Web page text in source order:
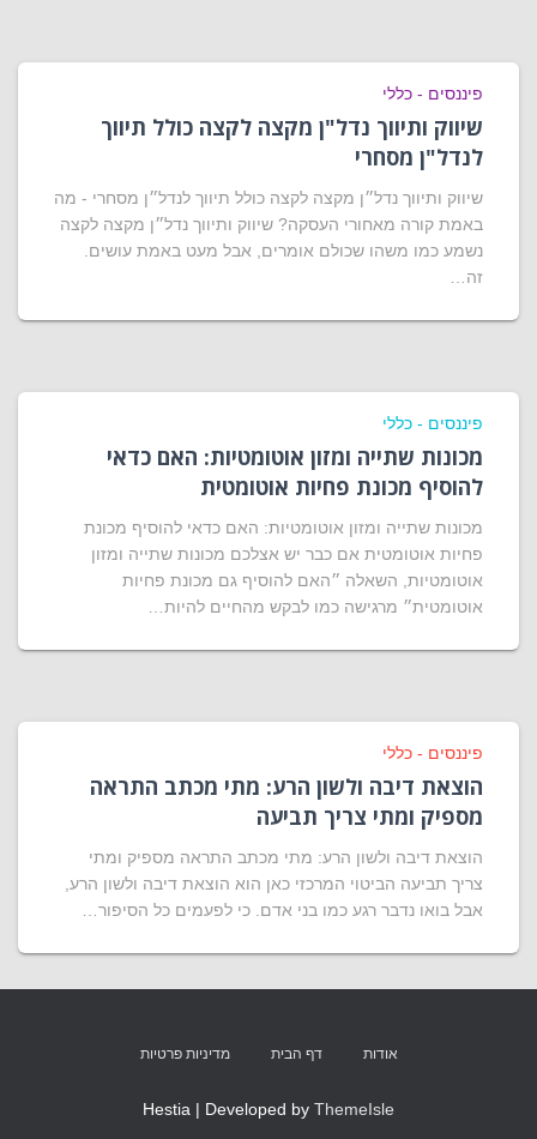
פיננסים - כללי
שיווק ותיווך נדל"ן מקצה לקצה כולל תיווך
לנדל"ן מסחרי
שיווק ותיווך נדל״ן מקצה לקצה כולל תיווך לנדל״ן מסחרי - מה
באמת קורה מאחורי העסקה? שיווק ותיווך נדל״ן מקצה לקצה
נשמע כמו משהו שכולם אומרים, אבל מעט באמת עושים.
זה…
פיננסים - כללי
מכונות שתייה ומזון אוטומטיות: האם כדאי
להוסיף מכונת פחיות אוטומטית
מכונות שתייה ומזון אוטומטיות: האם כדאי להוסיף מכונת
פחיות אוטומטית אם כבר יש אצלכם מכונות שתייה ומזון
אוטומטיות, השאלה ״האם להוסיף גם מכונת פחיות
אוטומטית״ מרגישה כמו לבקש מהחיים להיות…
פיננסים - כללי
הוצאת דיבה ולשון הרע: מתי מכתב התראה
מספיק ומתי צריך תביעה
הוצאת דיבה ולשון הרע: מתי מכתב התראה מספיק ומתי
צריך תביעה הביטוי המרכזי כאן הוא הוצאת דיבה ולשון הרע,
אבל בואו נדבר רגע כמו בני אדם. כי לפעמים כל הסיפור…
אודות דף הבית מדיניות פרטיות
Hestia | Developed by ThemeIsle